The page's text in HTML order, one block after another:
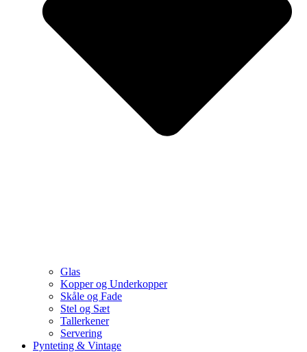
Glas
Kopper og Underkopper
Skåle og Fade
Stel og Sæt
Tallerkener
Servering
Pynteting & Vintage